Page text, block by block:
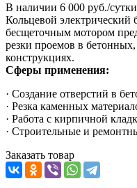
В наличии 6 000 руб./сутки
Кольцевой электрический
бесщеточным мотором
резки проемов в
конструкциях.
Сферы применения:
· Создание отверстий в
· Резка каменных
· Работа с кирпичной
· Строительные и
Заказать товар